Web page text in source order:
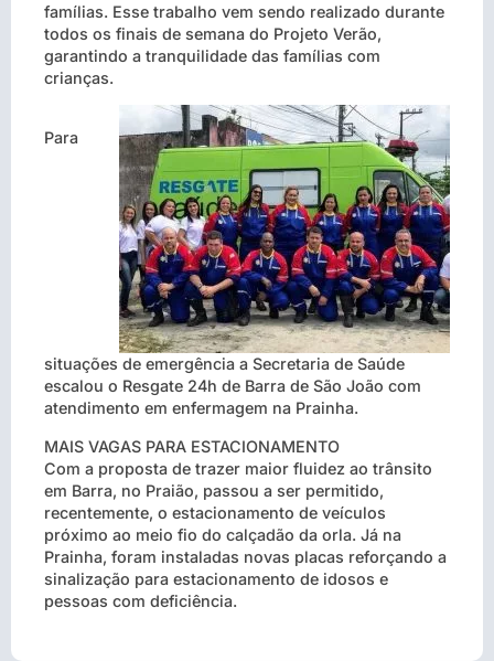
famílias. Esse trabalho vem sendo realizado durante
todos os finais de semana do Projeto Verão,
garantindo a tranquilidade das famílias com
crianças.
Para
situações de emergência a Secretaria de Saúde
escalou o Resgate 24h de Barra de São João com
atendimento em enfermagem na Prainha.
MAIS VAGAS PARA ESTACIONAMENTO
Com a proposta de trazer maior fluidez ao trânsito
em Barra, no Praião, passou a ser permitido,
recentemente, o estacionamento de veículos
próximo ao meio fio do calçadão da orla. Já na
Prainha, foram instaladas novas placas reforçando a
sinalização para estacionamento de idosos e
pessoas com deficiência.